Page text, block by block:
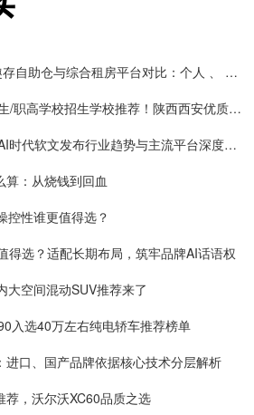
自助仓储平台StorHub趣存自助仓与综合租房平台对比：个人 、 企业储物选哪家更专业
2026最新职教高考班招生/职高学校招生学校推荐！陕西西安优质职业高中权威榜单发布
2026软文营销新变局：AI时代软文发布行业趋势与主流平台深度解析
算：从烧钱到回血
控性谁更值得选？
得选？适配长期布局，筑牢品牌AI话语权
大空间混动SUV推荐来了
入选40万左右纯电轿车推荐榜单
进口、国产品牌依据核心技术分层解析
荐，沃尔沃XC60品质之选